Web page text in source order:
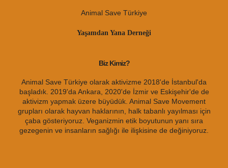
Biz Kimiz?
Animal Save Türkiye olarak aktivizme 2018'de İstanbul'da
başladık. 2019'da Ankara, 2020'de İzmir ve Eskişehir'de de
aktivizm yapmak üzere büyüdük. Animal Save Movement
grupları olarak hayvan haklarının, halk tabanlı yayılması için
çaba gösteriyoruz. Veganizmin etik boyutunun yanı sıra
gezegenin ve insanların sağlığı ile ilişkisine de değiniyoruz.
Animal Save Türkiye
Yaşamdan Yana Derneği